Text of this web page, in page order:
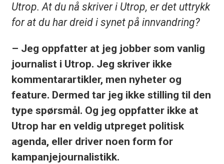
Utrop. At du nå skriver i Utrop, er det uttrykk
for at du har dreid i synet på innvandring?
– Jeg oppfatter at jeg jobber som vanlig
journalist i Utrop. Jeg skriver ikke
kommentarartikler, men nyheter og
feature. Dermed tar jeg ikke stilling til den
type spørsmål. Og jeg oppfatter ikke at
Utrop har en veldig utpreget politisk
agenda, eller driver noen form for
kampanjejournalistikk.